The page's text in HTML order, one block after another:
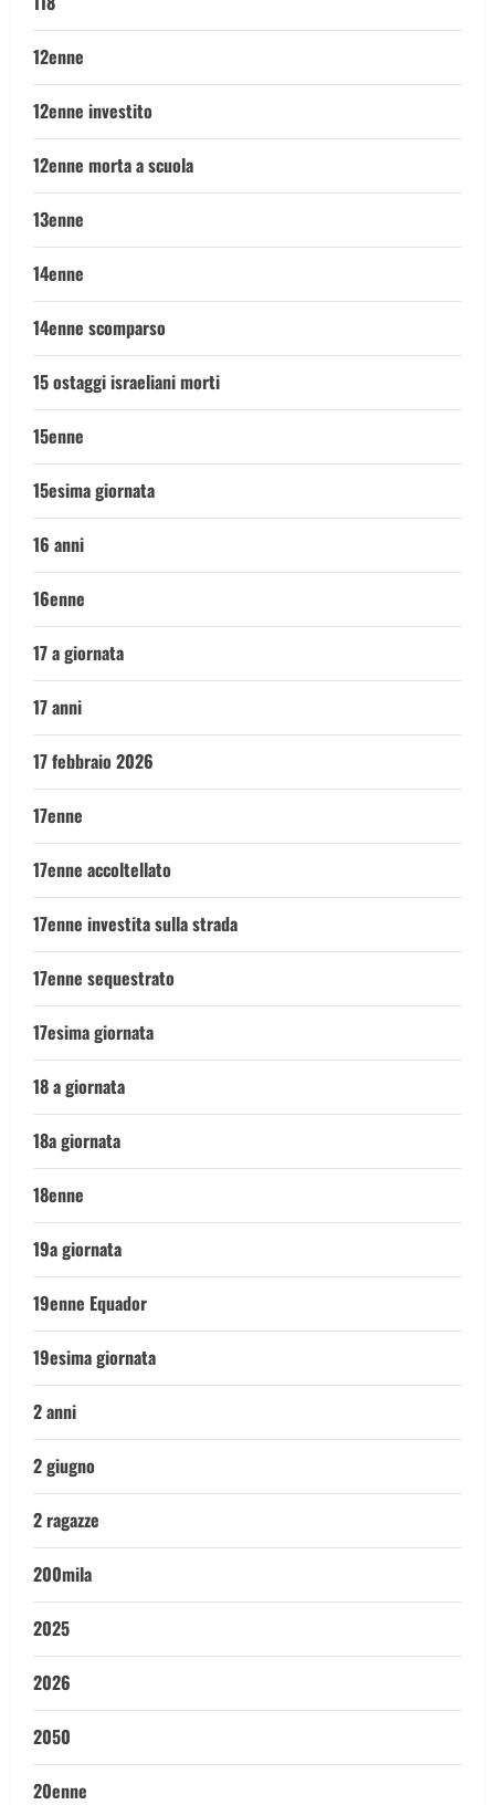
12enne
12enne investito
12enne morta a scuola
13enne
14enne
14enne scomparso
15 ostaggi israeliani morti
15enne
15esima giornata
16 anni
16enne
17 a giornata
17 anni
17 febbraio 2026
17enne
17enne accoltellato
17enne investita sulla strada
17enne sequestrato
17esima giornata
18 a giornata
18a giornata
18enne
19a giornata
19enne Equador
19esima giornata
2 anni
2 giugno
2 ragazze
200mila
2025
2026
2050
20enne